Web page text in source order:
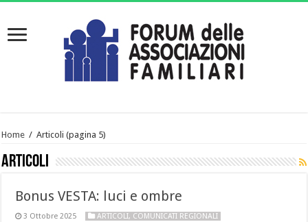
Home / Articoli (pagina 5)
Articoli
Bonus VESTA: luci e ombre
3 Ottobre 2025 ARTICOLI, COMUNICATI REGIONALI